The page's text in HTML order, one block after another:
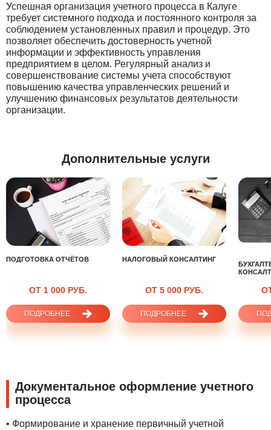
Успешная организация учетного процесса в Калуге
требует системного подхода и постоянного контроля за
соблюдением установленных правил и процедур. Это
позволяет обеспечить достоверность учетной
информации и эффективность управления
предприятием в целом. Регулярный анализ и
совершенствование системы учета способствуют
повышению качества управленческих решений и
улучшению финансовых результатов деятельности
организации.
Дополнительные услуги
ПОДГОТОВКА ОТЧЁТОВ
ОТ 1 000 РУБ.
ПОДРОБНЕЕ
НАЛОГОВЫЙ КОНСАЛТИНГ
ОТ 5 000 РУБ.
ПОДРОБНЕЕ
Документальное оформление учетного
процесса
• Формирование и хранение первичный учетной